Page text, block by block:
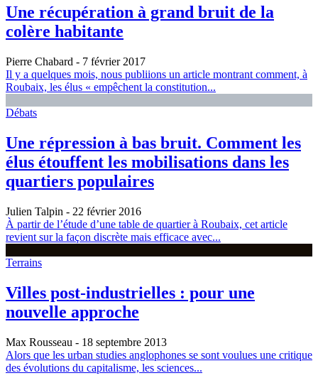
Une récupération à grand bruit de la
colère habitante
Pierre Chabard - 7 février 2017
Il y a quelques mois, nous publiions un article montrant comment, à
Roubaix, les élus « empêchent la constitution...
Débats
Une répression à bas bruit. Comment les
élus étouffent les mobilisations dans les
quartiers populaires
Julien Talpin - 22 février 2016
À partir de l’étude d’une table de quartier à Roubaix, cet article
revient sur la façon discrète mais efficace avec...
Terrains
Villes post-industrielles : pour une
nouvelle approche
Max Rousseau - 18 septembre 2013
Alors que les urban studies anglophones se sont voulues une critique
des évolutions du capitalisme, les sciences...